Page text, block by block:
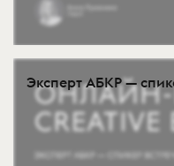
Эксперт АБКР —